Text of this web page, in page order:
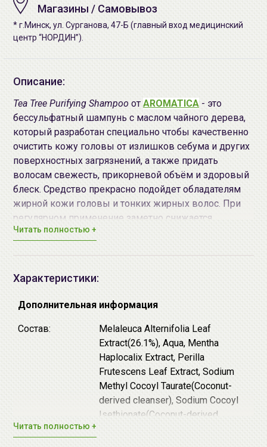
Магазины / Самовывоз
* г.Минск, ул. Сурганова, 47-Б (главный вход медицинский
центр “НОРДИН”).
Описание:
Tea Tree Purifying Shampoo от AROMATICA - это
бессульфатный шампунь с маслом чайного дерева,
который разработан специально чтобы качественно
очистить кожу головы от излишков себума и других
поверхностных загрязнений, а также придать
волосам свежесть, прикорневой объём и здоровый
блеск. Средство прекрасно подойдет обладателям
жирной кожи головы и тонких жирных волос. При
регулярном применение заметно снижается
активность сальных желёз и нормализуется
натуральных ингредиентов и
ALS, ALES).
♦ Экстракт чайного дереванормализует работу
сальных желез и обладает противовоспалительным,
бактерицидным, антисептическим действием,
подавляет активность бактерий и грибков, которые
провоцируют появление зуда, воспалений,
шелушений и других распространённым проблем
кожи головы. Приятно освежает скальп и
продлевает ощущение чистоты и свежести.
Читать полностью +
Характеристики:
Дополнительная информация
Состав:
Melaleuca Alternifolia Leaf
Extract(26.1%), Aqua, Mentha
Haplocalix Extract, Perilla
Frutescens Leaf Extract, Sodium
Methyl Cocoyl Taurate(Coconut-
derived cleanser), Sodium Cocoyl
Isethionate(Coconut-derived
Читать полностью +